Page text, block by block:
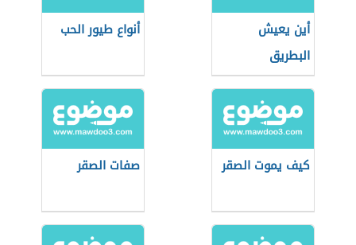
أين يعيش
البطريق
أنواع طيور الحب
كيف يموت الصقر صفات الصقر